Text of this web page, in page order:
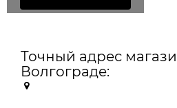
Точный адрес
Волгограде: